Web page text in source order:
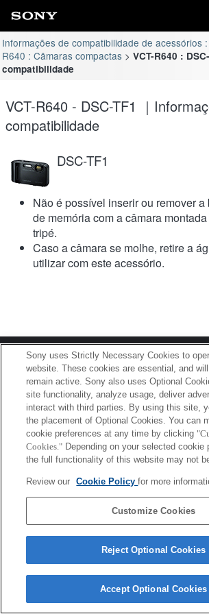
Informações de compatibilidade de acessórios :
R640 : Câmaras compactas
VCT-R640 :
compatibilidade
VCT-R640 - DSC-TF1 ｜
compatibilidade
DSC-TF1
Não é possível inserir ou remover
de memória com a câmara
tripé.
Caso a câmara se molhe, retire a
utilizar com este acessório.
Terms of Use Contact Us
Sony uses Strictly Necessary Cookies to
website. These cookies are essential, and
remain active. Sony also uses Optional
site functionality, analyze usage, deliver
interact with third parties. By using this site,
the placement of Optional Cookies. You can
cookie preferences at any time by clicking
Cookies." Depending on your selected cookie
the full functionality of this website may not
Review our Cookie Policyfor more
Customize Cookies
Reject Optional Cookies
Accept Optional Cookies